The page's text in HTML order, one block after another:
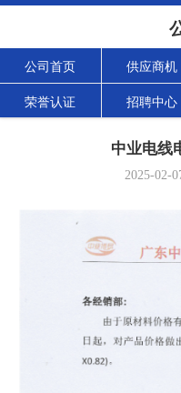
公司首页 供应商机
荣誉认证 招聘中心
中业电线
2025-02-